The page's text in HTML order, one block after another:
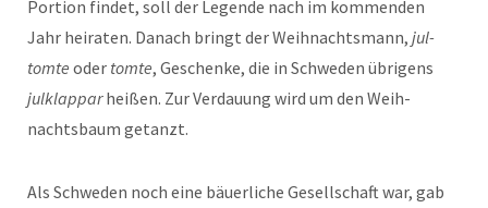
Por­tion find­et, soll der Leg­ende nach im kom­menden
Jahr heirat­en. Danach bringt der Wei­h­nachts­mann, jul­
tomte oder tomte, Geschenke, die in Schwe­den übri­gens
julk­lap­parheißen. Zur Ver­dau­ung wird um den Wei­h­
nachts­baum getanzt.
Als Schwe­den noch eine bäuer­liche Gesellschaft war, gab